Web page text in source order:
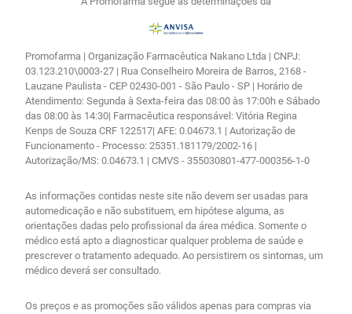
Promofarma | Organização Farmacêutica Nakano Ltda | CNPJ:
03.123.210\0003-27 | Rua Conselheiro Moreira de Barros, 2168 -
Lauzane Paulista - CEP 02430-001 - São Paulo - SP | Horário de
Atendimento: Segunda à Sexta-feira das 08:00 às 17:00h e Sábado
das 08:00 às 14:30| Farmacêutica responsável: Vitória Regina
Kenps de Souza CRF 122517| AFE: 0.04673.1 | Autorização de
Funcionamento - Processo: 25351.181179/2002-16 |
Autorização/MS: 0.04673.1 | CMVS - 355030801-477-000356-1-0
As informações contidas neste site não devem ser usadas para
automedicação e não substituem, em hipótese alguma, as
orientações dadas pelo profissional da área médica. Somente o
médico está apto a diagnosticar qualquer problema de saúde e
prescrever o tratamento adequado. Ao persistirem os sintomas, um
médico deverá ser consultado.
Os preços e as promoções são válidos apenas para compras via